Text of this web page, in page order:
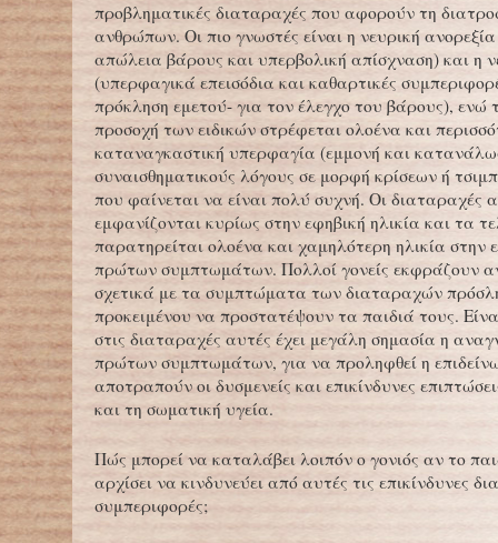
προβληματικές διαταραχές που αφορούν τη
ανθρώπων. Οι πιο γνωστές είναι η νευρική
απώλεια βάρους και υπερβολική απίσχναση) και η
(υπερφαγικά επεισόδια και καθαρτικές
πρόκληση εμετού- για τον έλεγχο του βάρους), ενώ
προσοχή των ειδικών στρέφεται ολοένα και
καταναγκαστική υπερφαγία (εμμονή και
συναισθηματικούς λόγους σε μορφή κρίσεων ή
που φαίνεται να είναι πολύ συχνή. Οι διαταραχές
εμφανίζονται κυρίως στην εφηβική ηλικία και τα
παρατηρείται ολοένα και χαμηλότερη ηλικία στην
πρώτων συμπτωμάτων. Πολλοί γονείς εκφράζουν
σχετικά με τα συμπτώματα των διαταραχών
προκειμένου να προστατέψουν τα παιδιά τους.
στις διαταραχές αυτές έχει μεγάλη σημασία η
πρώτων συμπτωμάτων, για να προληφθεί η
αποτραπούν οι δυσμενείς και επικίνδυνες
και τη σωματική υγεία.
Πώς μπορεί να καταλάβει λοιπόν ο γονιός αν το
αρχίσει να κινδυνεύει από αυτές τις επικίνδυνες
συμπεριφορές;